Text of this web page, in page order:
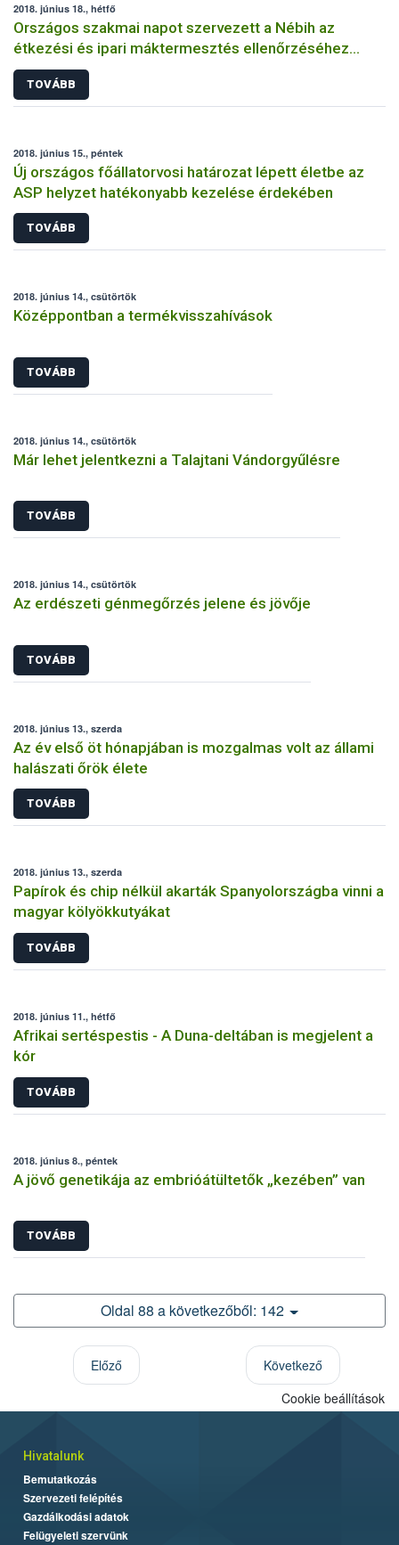
2018. június 18., hétfő
Országos szakmai napot szervezett a Nébih az
étkezési és ipari máktermesztés ellenőrzéséhez
kapcsolódóan
TOVÁBB
2018. június 15., péntek
Új országos főállatorvosi határozat lépett életbe az
ASP helyzet hatékonyabb kezelése érdekében
TOVÁBB
2018. június 14., csütörtök
Középpontban a termékvisszahívások
TOVÁBB
2018. június 14., csütörtök
Már lehet jelentkezni a Talajtani Vándorgyűlésre
TOVÁBB
2018. június 14., csütörtök
Az erdészeti génmegőrzés jelene és jövője
TOVÁBB
2018. június 13., szerda
Az év első öt hónapjában is mozgalmas volt az állami
halászati őrök élete
TOVÁBB
2018. június 13., szerda
Papírok és chip nélkül akarták Spanyolországba vinni a
magyar kölyökkutyákat
TOVÁBB
2018. június 11., hétfő
Afrikai sertéspestis - A Duna-deltában is megjelent a
kór
TOVÁBB
2018. június 8., péntek
A jövő genetikája az embrióátültetők „kezében” van
TOVÁBB
Oldal 88 a következőből: 142
Előző
Következő
Cookie beállítások
Hivatalunk
Bemutatkozás
Szervezeti felépítés
Gazdálkodási adatok
Felügyeleti szervünk